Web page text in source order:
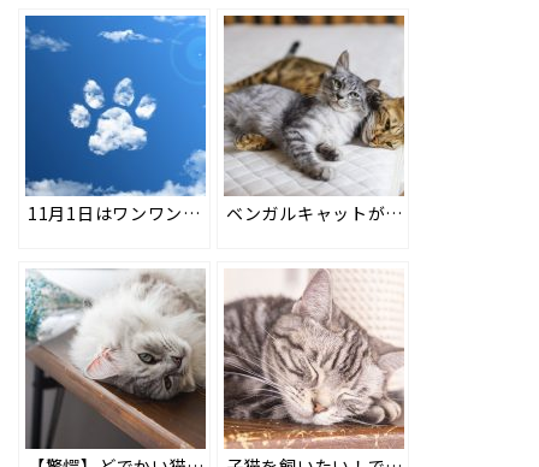
11月1日はワンワンワンで犬の日！愛犬に愛情と感謝を伝える20の方法 #104 ベンガルキャットが持つ意外な性格とは？しつけは子猫のときから行おう！ #115